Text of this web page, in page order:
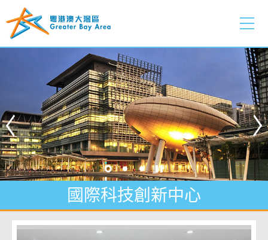
至
容
主頁
把握發展新機遇
國際科技創新中心